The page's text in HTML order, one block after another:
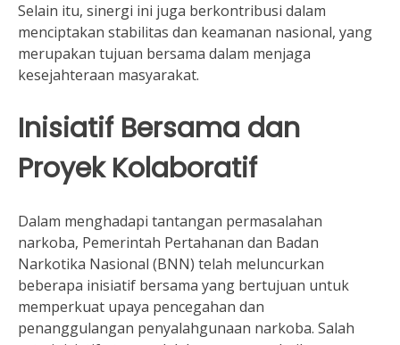
Selain itu, sinergi ini juga berkontribusi dalam
menciptakan stabilitas dan keamanan nasional, yang
merupakan tujuan bersama dalam menjaga
kesejahteraan masyarakat.
Inisiatif Bersama dan
Proyek Kolaboratif
Dalam menghadapi tantangan permasalahan
narkoba, Pemerintah Pertahanan dan Badan
Narkotika Nasional (BNN) telah meluncurkan
beberapa inisiatif bersama yang bertujuan untuk
memperkuat upaya pencegahan dan
penanggulangan penyalahgunaan narkoba. Salah